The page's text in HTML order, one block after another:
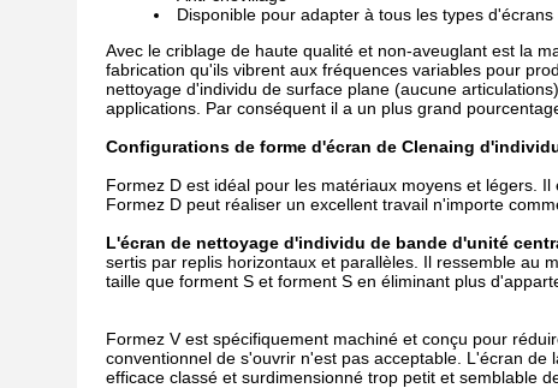
Disponible pour adapter à tous les types
Avec le criblage de haute qualité et non-aveuglant est la
fabrication qu'ils vibrent aux fréquences variables pour
nettoyage d'individu de surface plane (aucune
applications. Par conséquent il a un plus grand
Configurations de forme d'écran de Clenaing
Formez D est idéal pour les matériaux moyens et légers.
Formez D peut réaliser un excellent travail n'importe
L'écran de nettoyage d'individu de bande d'unité
sertis par replis horizontaux et parallèles. Il ressemble au
taille que forment S et forment S en éliminant plus
Formez V est spécifiquement machiné et conçu pour
conventionnel de s'ouvrir n'est pas acceptable. L'écran
efficace classé et surdimensionné trop petit et semblable